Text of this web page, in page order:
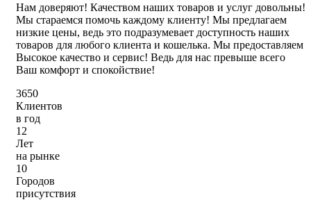
Нам доверяют! Качеством наших товаров и услуг довольны!
Мы стараемся помочь каждому клиенту! Мы предлагаем
низкие цены, ведь это подразумевает доступность наших
товаров для любого клиента и кошелька. Мы предоставляем
Высокое качество и сервис! Ведь для нас превыше всего
Ваш комфорт и спокойствие!
3650
Клиентов
в год
12
Лет
на рынке
10
Городов
присутствия